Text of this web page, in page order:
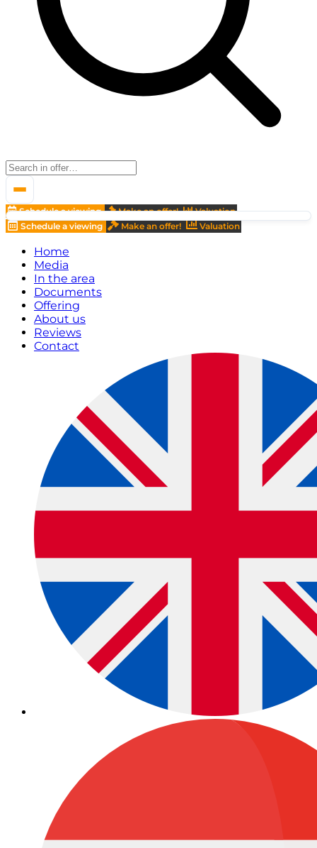
Schedule a viewing Make an offer!
Valuation
Schedule a viewing
Make an offer! Valuation
Home
Media
In the area
Documents
Offering
About us
Reviews
Contact